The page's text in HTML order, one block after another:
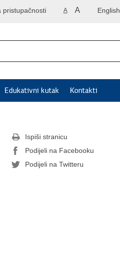
English
A A
pristupačnosti
Edukativni kutak Kontakti
Ispiši stranicu
Podijeli na Facebooku
Podijeli na Twitteru